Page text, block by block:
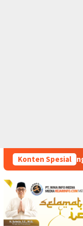
Konten Spesial
Polsek Tigaraksa